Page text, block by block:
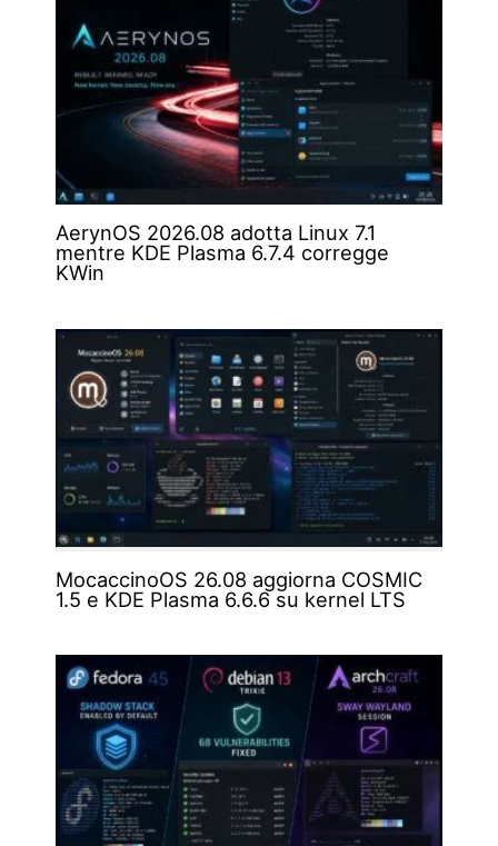
AerynOS 2026.08 adotta Linux 7.1
mentre KDE Plasma 6.7.4 corregge
KWin
MocaccinoOS 26.08 aggiorna COSMIC
1.5 e KDE Plasma 6.6.6 su kernel LTS